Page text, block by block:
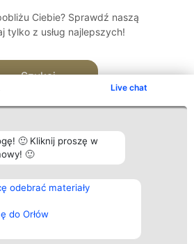
Live chat
🙂 Kliknij proszę w
🙂
odebrać materiały
do Orłów
Ciebie? Sprawdź naszą
tylko z usług najlepszych!
Szukaj
Plebiscyt
Laureaci
wszystkich
Laureatów
Regulamin
Kontakt
Kontakt